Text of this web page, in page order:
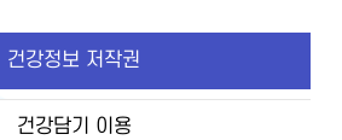
건강정보 저작권
건강담기 이용